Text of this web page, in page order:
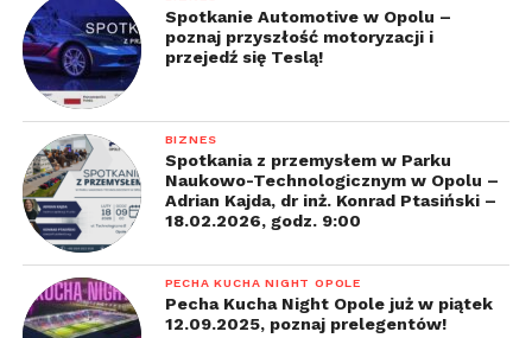
Spotkanie Automotive w Opolu –
poznaj przyszłość motoryzacji i
przejedź się Teslą!
BIZNES
Spotkania z przemysłem w Parku
Naukowo-Technologicznym w Opolu –
Adrian Kajda, dr inż. Konrad Ptasiński –
18.02.2026, godz. 9:00
PECHA KUCHA NIGHT OPOLE
Pecha Kucha Night Opole już w piątek
12.09.2025, poznaj prelegentów!